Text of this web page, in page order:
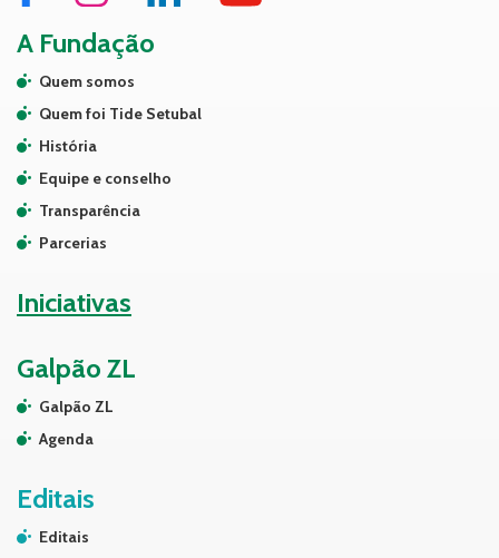
A Fundação
Quem somos
Quem foi Tide Setubal
História
Equipe e conselho
Transparência
Parcerias
Iniciativas
Galpão ZL
Galpão ZL
Agenda
Editais
Editais